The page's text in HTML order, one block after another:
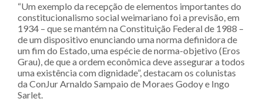
“Um exemplo da recepção de elementos importantes do
constitucionalismo social weimariano foi a previsão, em
1934 – que se mantém na Constituição Federal de 1988 –
de um dispositivo enunciando uma norma definidora de
um fim do Estado, uma espécie de norma-objetivo (Eros
Grau), de que a ordem econômica deve assegurar a todos
uma existência com dignidade”, destacam os colunistas
da ConJur Arnaldo Sampaio de Moraes Godoy e Ingo
Sarlet.